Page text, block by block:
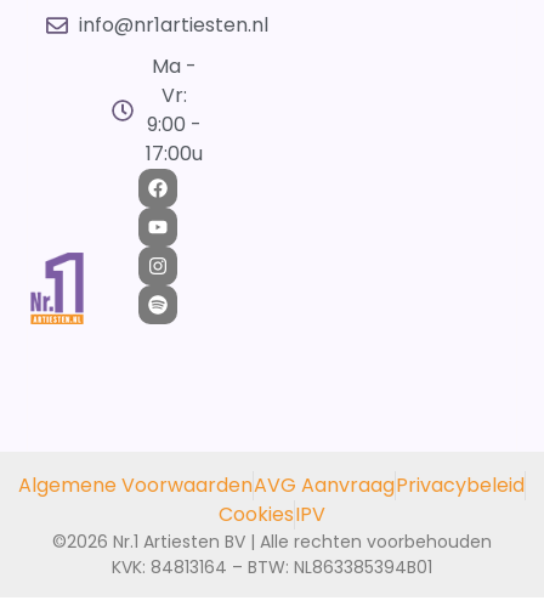
info@nr1artiesten.nl
Ma -
Vr:
9:00 -
17:00u
Algemene VoorwaardenAVG AanvraagPrivacybeleid
CookiesIPV
©2026 Nr.1 Artiesten BV | Alle rechten voorbehouden
KVK: 84813164 – BTW: NL863385394B01